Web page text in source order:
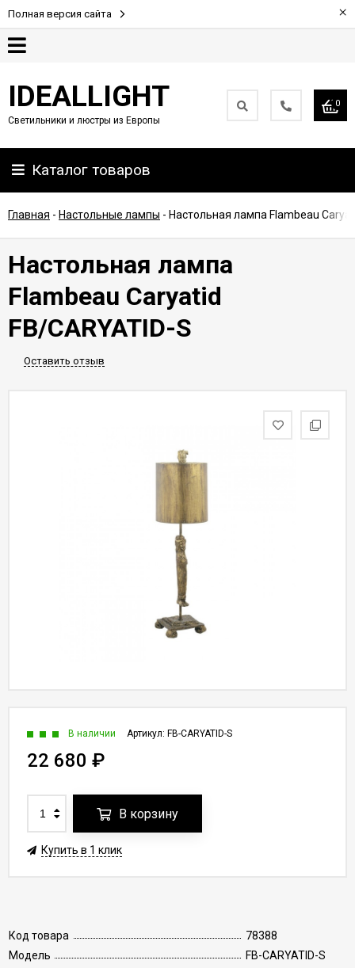
Полная версия сайта ×
Партнерам
Доставка
IDEALLIGHT
Светильники и люстры из Европы
0
Каталог товаров
Главная - Настольные лампы - Настольная лампа Flambeau
Настольная лампа
Flambeau Caryatid
FB/CARYATID-S
Оставить отзыв
Код товара
78388
Модель
FB-CARYATID-S
Артикул: FB-CARYATID-S
В наличии
22 680 ₽
В корзину
Купить в 1 клик